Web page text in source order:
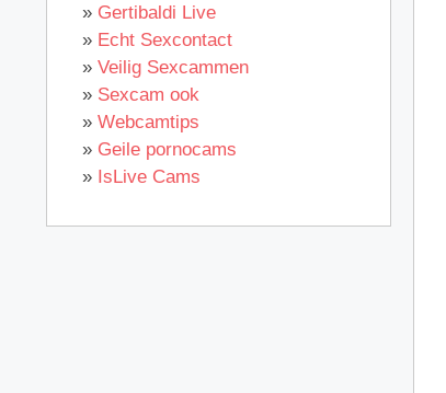
» Gertibaldi Live
» Echt Sexcontact
» Veilig Sexcammen
» Sexcam ook
» Webcamtips
» Geile pornocams
» IsLive Cams